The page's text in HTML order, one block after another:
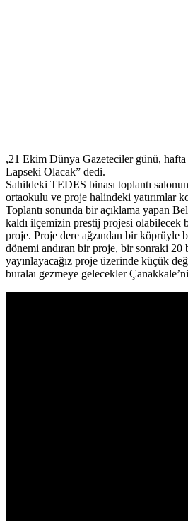
,21 Ekim Dünya Gazeteciler günü,
Lapseki Olacak” dedi.
Sahildeki TEDES binası toplantı
ortaokulu ve proje halindeki yatırımlar
Toplantı sonunda bir açıklama yapan
kaldı ilçemizin prestij projesi olabilecek
proje. Proje dere ağzından bir köprüyle
dönemi andıran bir proje, bir sonraki
yayınlayacağız proje üzerinde küçük
buralaı gezmeye gelecekler